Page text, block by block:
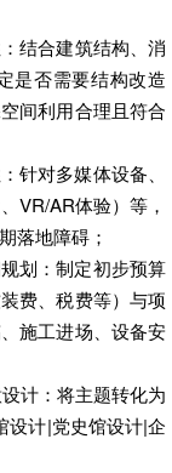
结合建筑结构、消
是否需要结构改造
间利用合理且符合
针对多媒体设备、
VR/AR体验）等，
落地障碍；
划：制定初步预算
费、税费等）与项
施工进场、设备安
计：将主题转化为
设计|党史馆设计|企